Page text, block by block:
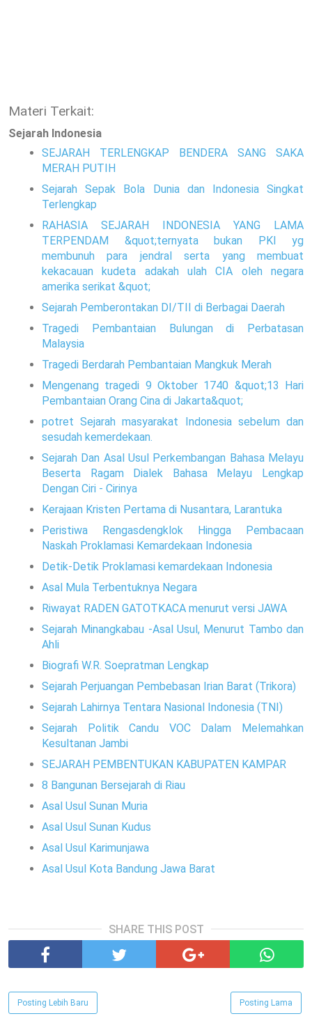
Materi Terkait:
Sejarah Indonesia
SEJARAH TERLENGKAP BENDERA SANG SAKA
MERAH PUTIH
Sejarah Sepak Bola Dunia dan Indonesia Singkat
Terlengkap
RAHASIA SEJARAH INDONESIA YANG LAMA
TERPENDAM &quot;ternyata bukan PKI yg
membunuh para jendral serta yang membuat
kekacauan kudeta adakah ulah CIA oleh negara
amerika serikat &quot;
Sejarah Pemberontakan DI/TII di Berbagai Daerah
Tragedi Pembantaian Bulungan di Perbatasan
Malaysia
Tragedi Berdarah Pembantaian Mangkuk Merah
Mengenang tragedi 9 Oktober 1740 &quot;13 Hari
Pembantaian Orang Cina di Jakarta&quot;
potret Sejarah masyarakat Indonesia sebelum dan
sesudah kemerdekaan.
Sejarah Dan Asal Usul Perkembangan Bahasa Melayu
Beserta Ragam Dialek Bahasa Melayu Lengkap
Dengan Ciri - Cirinya
Kerajaan Kristen Pertama di Nusantara, Larantuka
Peristiwa Rengasdengklok Hingga Pembacaan
Naskah Proklamasi Kemardekaan Indonesia
Detik-Detik Proklamasi kemardekaan Indonesia
Asal Mula Terbentuknya Negara
Riwayat RADEN GATOTKACA menurut versi JAWA
Sejarah Minangkabau -Asal Usul, Menurut Tambo dan
Ahli
Biografi W.R. Soepratman Lengkap
Sejarah Perjuangan Pembebasan Irian Barat (Trikora)
Sejarah Lahirnya Tentara Nasional Indonesia (TNI)
Sejarah Politik Candu VOC Dalam Melemahkan
Kesultanan Jambi
SEJARAH PEMBENTUKAN KABUPATEN KAMPAR
8 Bangunan Bersejarah di Riau
Asal Usul Sunan Muria
Asal Usul Sunan Kudus
Asal Usul Karimunjawa
Asal Usul Kota Bandung Jawa Barat
SHARE THIS POST
Posting Lebih Baru Posting Lama